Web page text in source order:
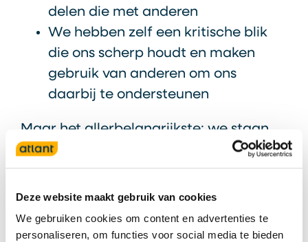
Deze website maakt gebruik van cookies
We gebruiken cookies om content en advertenties te
personaliseren, om functies voor social media te bieden
delen die met anderen
We hebben zelf een kritische blik
die ons scherp houdt en maken
gebruik van anderen om ons
daarbij te ondersteunen
Maar het allerbelangrijkste: we staan
dicht bij de bewoners. We geloven dat
we mensen het beste helpen, als we
een sterke band met ze opbouwen.
Daarom werken we in vaste teams, die
elk een kleine groep bewoners bijstaan.